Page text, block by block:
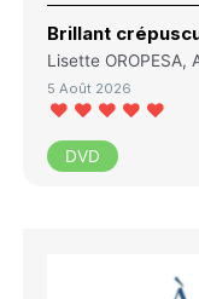
Brillant
Lisette OROPESA,
5 Août 2026
DVD